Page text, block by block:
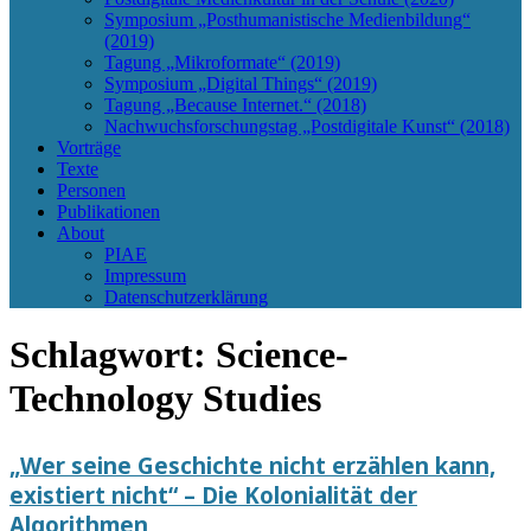
Symposium „Posthumanistische Medienbildung“
(2019)
Tagung „Mikroformate“ (2019)
Symposium „Digital Things“ (2019)
Tagung „Because Internet.“ (2018)
Nachwuchsforschungstag „Postdigitale Kunst“ (2018)
Vorträge
Texte
Personen
Publikationen
About
PIAE
Impressum
Datenschutzerklärung
Schlagwort: Science-
Technology Studies
„Wer seine Geschichte nicht erzählen kann,
existiert nicht“ – Die Kolonialität der
Algorithmen